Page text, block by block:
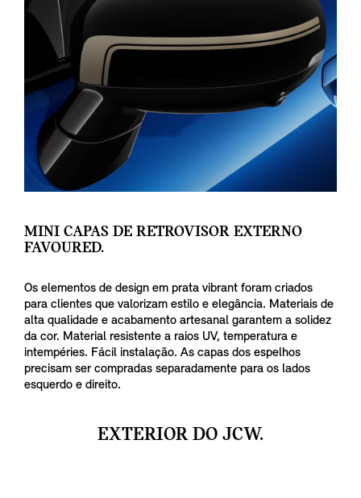
MINI CAPAS DE RETROVISOR EXTERNO
FAVOURED.
Os elementos de design em prata vibrant foram criados
para clientes que valorizam estilo e elegância. Materiais de
alta qualidade e acabamento artesanal garantem a solidez
da cor. Material resistente a raios UV, temperatura e
intempéries. Fácil instalação. As capas dos espelhos
precisam ser compradas separadamente para os lados
esquerdo e direito.
EXTERIOR DO JCW.